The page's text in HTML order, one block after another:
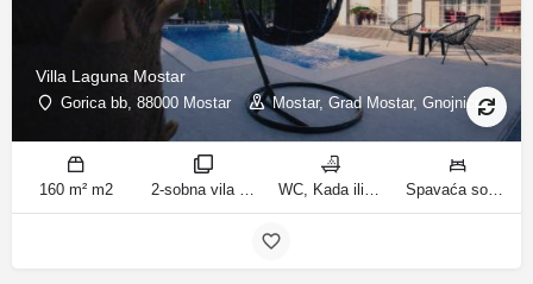
Villa Laguna Mostar
Gorica bb, 88000 Mostar Mostar, Grad Mostar, Gnojnice
160 m² m2 2-sobna vila sobe WC, Kada ili tuš kupatila Spavaća soba 1: 1 bračni krevet | Spavaća soba 2: 3 kreveta za jednu osobu | Dnevni boravak: 1 kauč na razvlačenje ležaja